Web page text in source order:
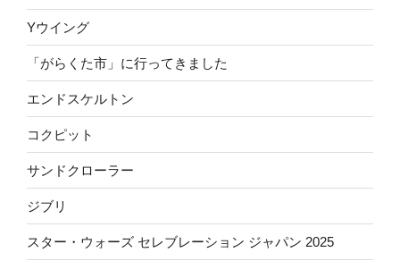
Yウイング
「がらくた市」に行ってきました
エンドスケルトン
コクピット
サンドクローラー
ジブリ
スター・ウォーズ セレブレーション ジャパン 2025